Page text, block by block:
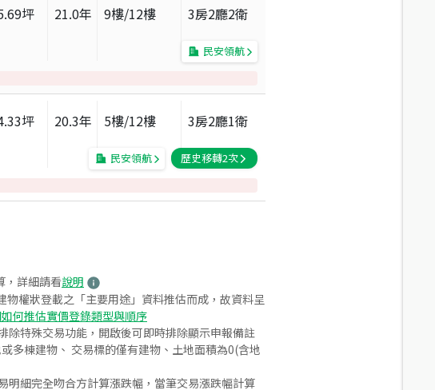
坪 21.0年 9樓/12樓 3房2廳2衛
民安領航
坪 20.3年 5樓/12樓 3房2廳1衛
民安領航 歷史移轉2次
，詳細請看說明
權狀登載之「主要用途」資料推估而成，故資料呈
何推估實價登錄類型與順序
除特殊交易功能，開啟後可即時排除顯示申報備註
多棟建物、 交易標的僅有建物、土地面積為0(含地
明細完全吻合方計算漲跌幅，當筆交易漲跌幅計算